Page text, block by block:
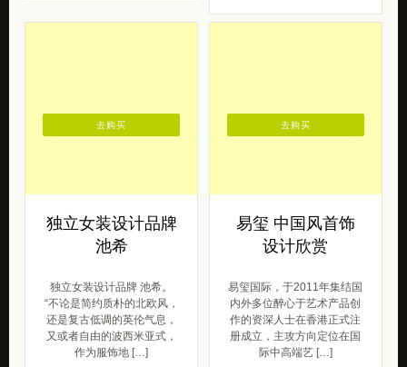
独立女装设计品牌
池希
独立女装设计品牌 池希。
“不论是简约质朴的北欧风，
还是复古低调的英伦气息，
又或者自由的波西米亚式，
作为服饰地 […]
去购买
易玺 中国风首饰
设计欣赏
易玺国际，于2011年集结国
内外多位醉心于艺术产品创
作的资深人士在香港正式注
册成立，主攻方向定位在国
际中高端艺 […]
去购买